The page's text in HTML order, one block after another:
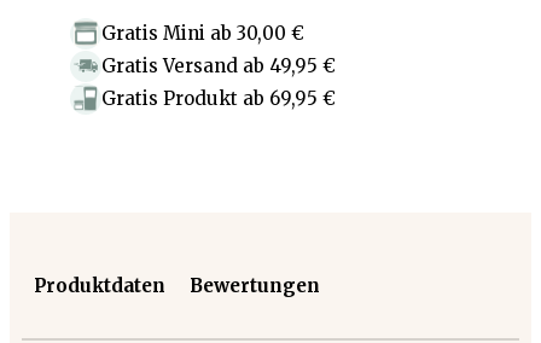
Gratis Mini ab 30,00 €
Gratis Versand ab 49,95 €
Gratis Produkt ab 69,95 €
Produktdaten Bewertungen